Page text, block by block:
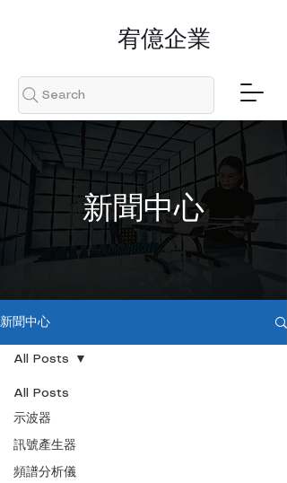
​宥億企業
Search
​新聞中心
新聞中心
All Posts
示波器
訊號產生器
頻譜分析儀
All Posts